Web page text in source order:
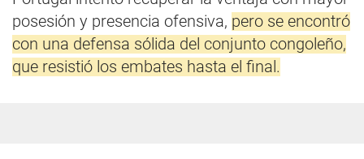
posesión y presencia ofensiva, pero se encontró
con una defensa sólida del conjunto congoleño,
que resistió los embates hasta el final.